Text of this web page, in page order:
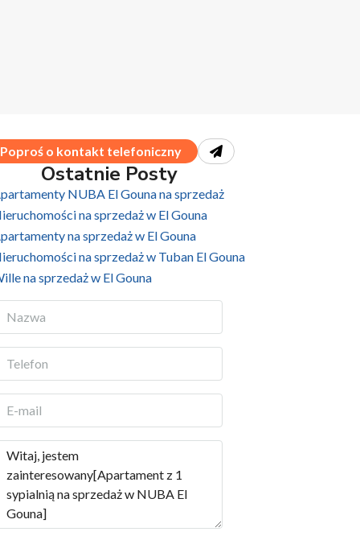
Poproś o kontakt telefoniczny
Ostatnie Posty
NUBA El Gouna na sprzedaż
na sprzedaż w El Gouna
na sprzedaż w El Gouna
na sprzedaż w Tuban El Gouna
na sprzedaż w El Gouna